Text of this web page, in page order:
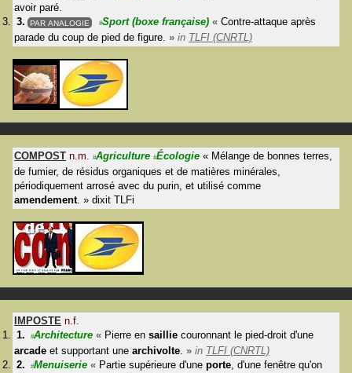
avoir paré.
PAR ANALOGIE #Sport (boxe française) « Contre-attaque après
parade du coup de pied de figure. » in TLFI (CNRTL)
COMPOST n.m. #Agriculture #Écologie « Mélange de bonnes terres,
de fumier, de résidus organiques et de matières minérales,
périodiquement arrosé avec du purin, et utilisé comme
amendement. » dixit TLFi
IMPOSTE n.f.
#Architecture « Pierre en saillie couronnant le pied-droit d'une
arcade et supportant une archivolte. » in TLFI (CNRTL)
#Menuiserie « Partie supérieure d'une porte, d'une fenêtre qu'on